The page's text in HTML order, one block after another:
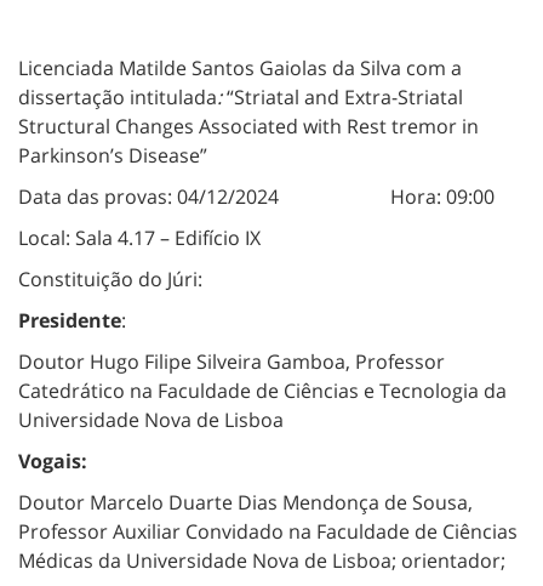
Licenciada Matilde Santos Gaiolas da Silva com a
dissertação intitulada:“Striatal and Extra-Striatal
Structural Changes Associated with Rest tremor in
Parkinson’s Disease”
Data das provas: 04/12/2024 Hora: 09:00
Local: Sala 4.17 – Edifício IX
Constituição do Júri:
Presidente:
Doutor Hugo Filipe Silveira Gamboa, Professor
Catedrático na Faculdade de Ciências e Tecnologia da
Universidade Nova de Lisboa
Vogais:
Doutor Marcelo Duarte Dias Mendonça de Sousa,
Professor Auxiliar Convidado na Faculdade de Ciências
Médicas da Universidade Nova de Lisboa; orientador;